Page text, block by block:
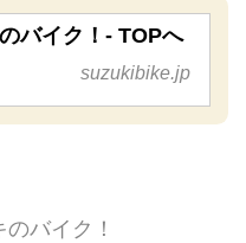
バイク！- TOPへ
suzukibike.jp
バイク！